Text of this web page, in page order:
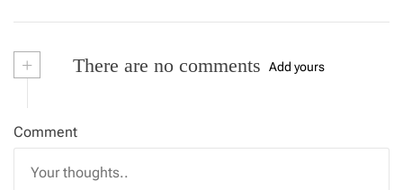
+ There are no comments Add yours
Comment